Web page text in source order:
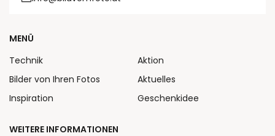
MENÜ
Technik
Bilder von Ihren Fotos
Inspiration
Aktion
Aktuelles
Geschenkidee
WEITERE INFORMATIONEN